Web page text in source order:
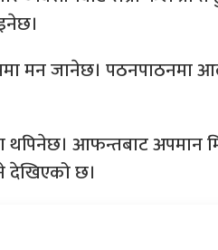
मन जानेछ। पठनपाठनमा
थपिनेछ। आफन्तबाट अपमान
देखिएको छ।